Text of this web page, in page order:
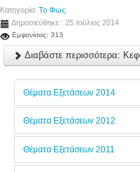
Κατηγορία:Το Φως
Δημοσιεύθηκε : 25 Ιούλιος 2014
Εμφανίσεις: 313
Διαβάστε περισσότερα:
Θέματα Εξετάσεων 2014
Θέματα Εξετάσεων 2012
Θέματα Εξετάσεων 2011